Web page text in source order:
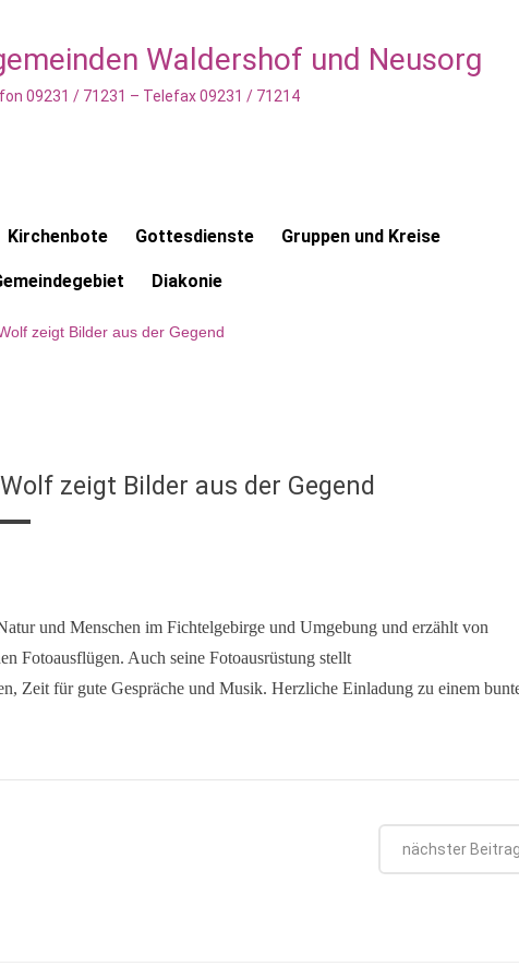
Waldershof und Neusorg
09231 / 71231 – Telefax 09231 / 71214
Kirchenbote Gottesdienste Gruppen und Kreise
Diakonie
zeigt Bilder aus der Gegend
zeigt Bilder aus der Gegend
und Menschen im Fichtelgebirge und Umgebung und erzählt von
Fotoausflügen. Auch seine Fotoausrüstung stellt
Zeit für gute Gespräche und Musik. Herzliche Einladung zu einem
nächster